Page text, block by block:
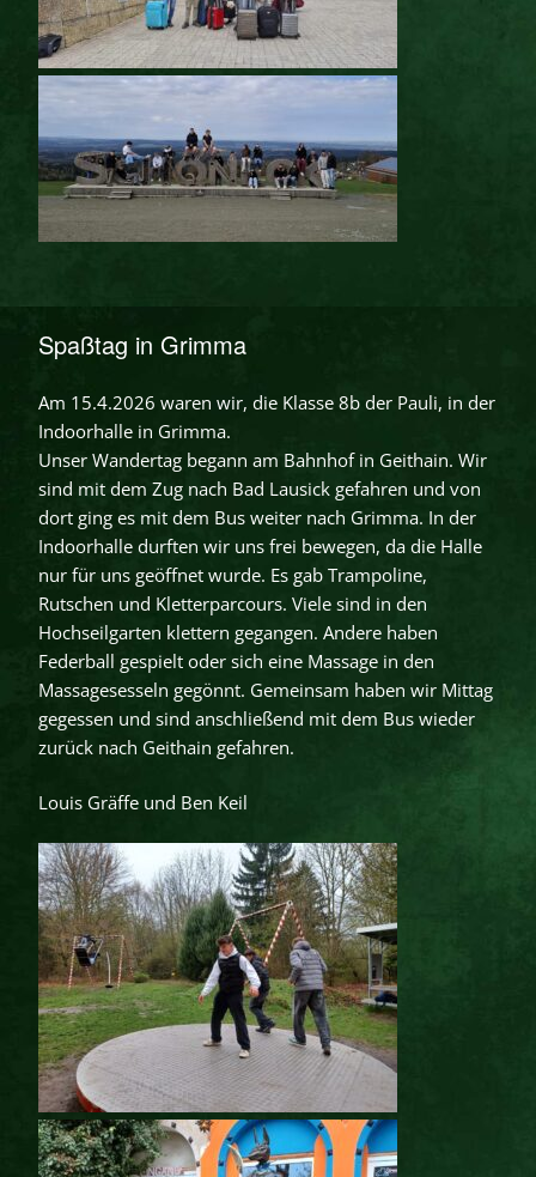
Spaßtag in Grimma
Am 15.4.2026 waren wir, die Klasse 8b der Pauli, in der
Indoorhalle in Grimma.
Unser Wandertag begann am Bahnhof in Geithain. Wir
sind mit dem Zug nach Bad Lausick gefahren und von
dort ging es mit dem Bus weiter nach Grimma. In der
Indoorhalle durften wir uns frei bewegen, da die Halle
nur für uns geöffnet wurde. Es gab Trampoline,
Rutschen und Kletterparcours. Viele sind in den
Hochseilgarten klettern gegangen. Andere haben
Federball gespielt oder sich eine Massage in den
Massagesesseln gegönnt. Gemeinsam haben wir Mittag
gegessen und sind anschließend mit dem Bus wieder
zurück nach Geithain gefahren.
Louis Gräffe und Ben Keil